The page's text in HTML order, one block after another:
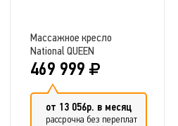
Массажное кресло
National QUEEN
469 999
от 13 056р. в месяц
рассрочка без переплат